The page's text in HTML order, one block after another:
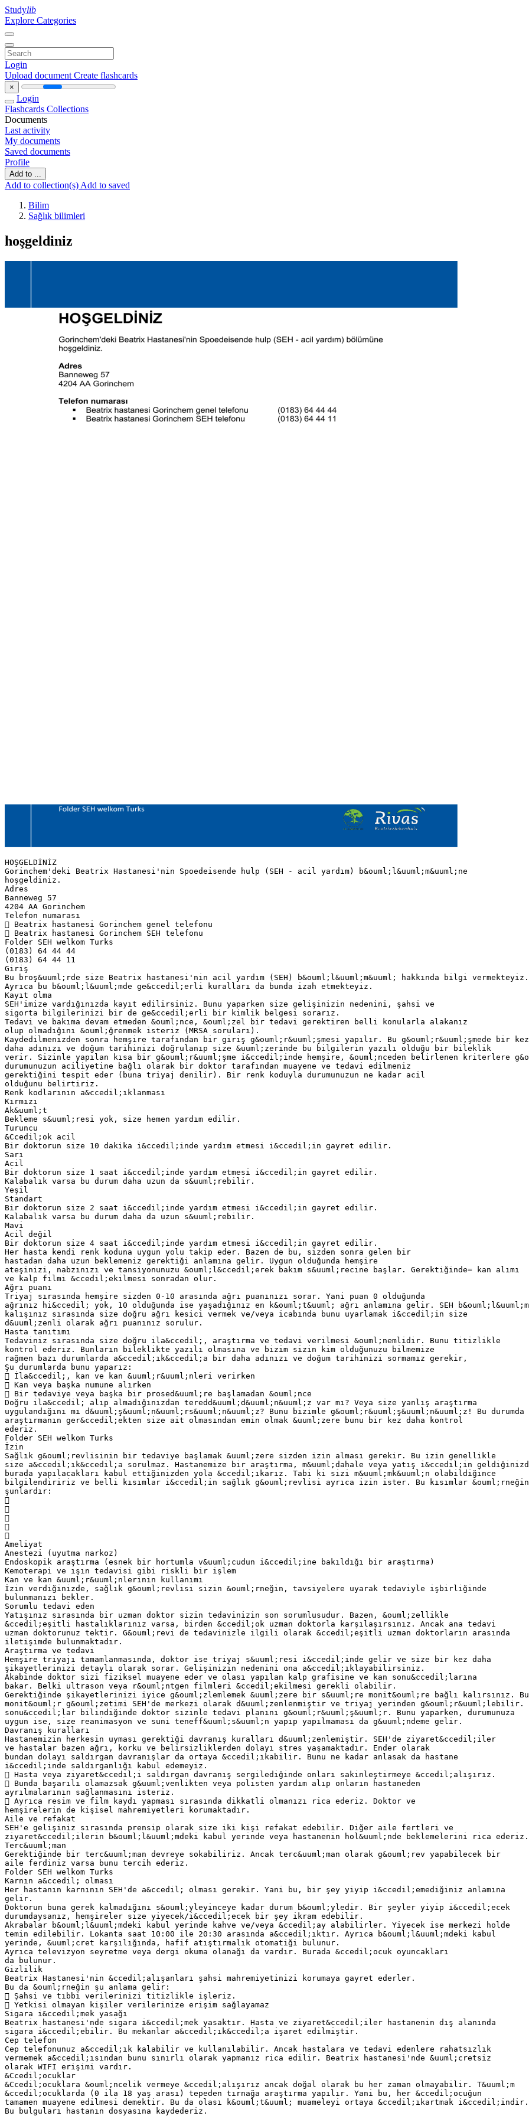
Studylib
Explore Categories
Login
Upload document Create flashcards
×
Login
Flashcards Collections
Documents
Last activity
My documents
Saved documents
Profile
Add to ...
Add to collection(s) Add to saved
Bilim
Sağlık bilimleri
hoşgeldiniz
HOŞGELDİNİZ
Gorinchem'deki Beatrix Hastanesi'nin Spoedeisende hulp (SEH - acil yardım) b&ouml;l&uuml;m&uuml;ne
hoşgeldiniz.
Adres
Banneweg 57
4204 AA Gorinchem
Telefon numarası
 Beatrix hastanesi Gorinchem genel telefonu
 Beatrix hastanesi Gorinchem SEH telefonu
Folder SEH welkom Turks
(0183) 64 44 44
(0183) 64 44 11
Giriş
Bu broş&uuml;rde size Beatrix hastanesi'nin acil yardım (SEH) b&ouml;l&uuml;m&uuml; hakkında bilgi vermekteyiz.
Ayrıca bu b&ouml;l&uuml;mde ge&ccedil;erli kuralları da bunda izah etmekteyiz.
Kayıt olma
SEH'imize vardığınızda kayıt edilirsiniz. Bunu yaparken size gelişinizin nedenini, şahsi ve
sigorta bilgilerinizi bir de ge&ccedil;erli bir kimlik belgesi sorarız.
Tedavi ve bakıma devam etmeden &ouml;nce, &ouml;zel bir tedavi gerektiren belli konularla alakanız
olup olmadığını &ouml;ğrenmek isteriz (MRSA soruları).
Kaydedilmenizden sonra hemşire tarafından bir giriş g&ouml;r&uuml;şmesi yapılır. Bu g&ouml;r&uuml;şmede bir kez
daha adınızı ve doğum tarihinizi doğrulanıp size &uuml;zerinde bu bilgilerin yazılı olduğu bir bileklik
verir. Sizinle yapılan kısa bir g&ouml;r&uuml;şme i&ccedil;inde hemşire, &ouml;nceden belirlenen kriterlere
durumunuzun aciliyetine bağlı olarak bir doktor tarafından muayene ve tedavi edilmeniz
gerektiğini tespit eder (buna triyaj denilir). Bir renk koduyla durumunuzun ne kadar acil
olduğunu belirtiriz.
Renk kodlarının a&ccedil;ıklanması
Kırmızı
Ak&uuml;t
Bekleme s&uuml;resi yok, size hemen yardım edilir.
Turuncu
&Ccedil;ok acil
Bir doktorun size 10 dakika i&ccedil;inde yardım etmesi i&ccedil;in gayret edilir.
Sarı
Acil
Bir doktorun size 1 saat i&ccedil;inde yardım etmesi i&ccedil;in gayret edilir.
Kalabalık varsa bu durum daha uzun da s&uuml;rebilir.
Yeşil
Standart
Bir doktorun size 2 saat i&ccedil;inde yardım etmesi i&ccedil;in gayret edilir.
Kalabalık varsa bu durum daha da uzun s&uuml;rebilir.
Mavi
Acil değil
Bir doktorun size 4 saat i&ccedil;inde yardım etmesi i&ccedil;in gayret edilir.
Her hasta kendi renk koduna uygun yolu takip eder. Bazen de bu, sizden sonra gelen bir
hastadan daha uzun beklemeniz gerektiği anlamına gelir. Uygun olduğunda hemşire
ateşinizi, nabzınızı ve tansiyonunuzu &ouml;l&ccedil;erek bakım s&uuml;recine başlar. Gerektiğinde= kan alımı
ve kalp filmi &ccedil;ekilmesi sonradan olur.
Ağrı puanı
Triyaj sırasında hemşire sizden 0-10 arasında ağrı puanınızı sorar. Yani puan 0 olduğunda
ağrınız hi&ccedil; yok, 10 olduğunda ise yaşadığınız en k&ouml;t&uuml; ağrı anlamına gelir. SEH
kalışınız sırasında size doğru ağrı kesici vermek ve/veya icabında bunu uyarlamak i&ccedil;in size
d&uuml;zenli olarak ağrı puanınız sorulur.
Hasta tanıtımı
Tedaviniz sırasında size doğru ila&ccedil;, araştırma ve tedavi verilmesi &ouml;nemlidir. Bunu titizlikle
kontrol ederiz. Bunların bileklikte yazılı olmasına ve bizim sizin kim olduğunuzu bilmemize
rağmen bazı durumlarda a&ccedil;ık&ccedil;a bir daha adınızı ve doğum tarihinizi sormamız gerekir,
Şu durumlarda bunu yaparız:
 İla&ccedil;, kan ve kan &uuml;r&uuml;nleri verirken
 Kan veya başka numune alırken
 Bir tedaviye veya başka bir prosed&uuml;re başlamadan &ouml;nce
Doğru ila&ccedil; alıp almadığınızdan teredd&uuml;d&uuml;n&uuml;z var mı? Veya size yanlış araştırma
uygulandığını mı d&uuml;ş&uuml;n&uuml;rs&uuml;n&uuml;z? Bunu bizimle g&ouml;r&uuml;ş&uuml;n&uuml;z! Bu
araştırmanın ger&ccedil;ekten size ait olmasından emin olmak &uuml;zere bunu bir kez daha kontrol
ederiz.
Folder SEH welkom Turks
İzin
Sağlık g&ouml;revlisinin bir tedaviye başlamak &uuml;zere sizden izin alması gerekir. Bu izin genellikle
size a&ccedil;ık&ccedil;a sorulmaz. Hastanemize bir araştırma, m&uuml;dahale veya yatış i&ccedil;in
burada yapılacakları kabul ettiğinizden yola &ccedil;ıkarız. Tabi ki sizi m&uuml;mk&uuml;n olabildiğince
bilgilendiririz ve belli kısımlar i&ccedil;in sağlık g&ouml;revlisi ayrıca izin ister. Bu kısımlar &ouml;rneğin
şunlardır:





Ameliyat
Anestezi (uyutma narkoz)
Endoskopik araştırma (esnek bir hortumla v&uuml;cudun i&ccedil;ine bakıldığı bir araştırma)
Kemoterapi ve ışın tedavisi gibi riskli bir işlem
Kan ve kan &uuml;r&uuml;nlerinin kullanımı
İzin verdiğinizde, sağlık g&ouml;revlisi sizin &ouml;rneğin, tavsiyelere uyarak tedaviyle işbirliğinde
bulunmanızı bekler.
Sorumlu tedavi eden
Yatışınız sırasında bir uzman doktor sizin tedavinizin son sorumlusudur. Bazen, &ouml;zellikle
&ccedil;eşitli hastalıklarınız varsa, birden &ccedil;ok uzman doktorla karşılaşırsınız. Ancak ana tedavi
uzman doktorunuz tektir. G&ouml;revi de tedavinizle ilgili olarak &ccedil;eşitli uzman doktorların arasında
iletişimde bulunmaktadır.
Araştırma ve tedavi
Hemşire triyajı tamamlanmasında, doktor ise triyaj s&uuml;resi i&ccedil;inde gelir ve size bir kez daha
şikayetlerinizi detaylı olarak sorar. Gelişinizin nedenini ona a&ccedil;ıklayabilirsiniz.
Akabinde doktor sizi fiziksel muayene eder ve olası yapılan kalp grafisine ve kan sonu&ccedil;larına
bakar. Belki ultrason veya r&ouml;ntgen filmleri &ccedil;ekilmesi gerekli olabilir.
Gerektiğinde şikayetlerinizi iyice g&ouml;zlemlemek &uuml;zere bir s&uuml;re monit&ouml;re bağlı kalırsınız. Bu
monit&ouml;r g&ouml;zetimi SEH'de merkezi olarak d&uuml;zenlenmiştir ve triyaj yerinden g&ouml;r&uuml;lebilir.
sonu&ccedil;lar bilindiğinde doktor sizinle tedavi planını g&ouml;r&uuml;ş&uuml;r. Bunu yaparken, durumunuza
uygun ise, size reanimasyon ve suni teneff&uuml;s&uuml;n yapıp yapılmaması da g&uuml;ndeme gelir.
Davranış kuralları
Hastanemizin herkesin uyması gerektiği davranış kuralları d&uuml;zenlemiştir. SEH'de ziyaret&ccedil;iler
ve hastalar bazen ağrı, korku ve belirsizliklerden dolayı stres yaşamaktadır. Ender olarak
bundan dolayı saldırgan davranışlar da ortaya &ccedil;ıkabilir. Bunu ne kadar anlasak da hastane
i&ccedil;inde saldırganlığı kabul edemeyiz.
 Hasta veya ziyaret&ccedil;i saldırgan davranış sergilediğinde onları sakinleştirmeye &ccedil;alışırız.
 Bunda başarılı olamazsak g&uuml;venlikten veya polisten yardım alıp onların hastaneden
ayrılmalarının sağlanmasını isteriz.
 Ayrıca resim ve film kaydı yapması sırasında dikkatli olmanızı rica ederiz. Doktor ve
hemşirelerin de kişisel mahremiyetleri korumaktadır.
Aile ve refakat
SEH'e gelişiniz sırasında prensip olarak size iki kişi refakat edebilir. Diğer aile fertleri ve
ziyaret&ccedil;ilerin b&ouml;l&uuml;mdeki kabul yerinde veya hastanenin hol&uuml;nde beklemelerini rica ederiz.
Terc&uuml;man
Gerektiğinde bir terc&uuml;man devreye sokabiliriz. Ancak terc&uuml;man olarak g&ouml;rev yapabilecek bir
aile ferdiniz varsa bunu tercih ederiz.
Folder SEH welkom Turks
Karnın a&ccedil; olması
Her hastanın karnının SEH'de a&ccedil; olması gerekir. Yani bu, bir şey yiyip i&ccedil;emediğiniz anlamına
gelir.
Doktorun buna gerek kalmadığını s&ouml;yleyinceye kadar durum b&ouml;yledir. Bir şeyler yiyip i&ccedil;ecek
durumdaysanız, hemşireler size yiyecek/i&ccedil;ecek bir şey ikram edebilir.
Akrabalar b&ouml;l&uuml;mdeki kabul yerinde kahve ve/veya &ccedil;ay alabilirler. Yiyecek ise merkezi holde
temin edilebilir. Lokanta saat 10:00 ile 20:30 arasında a&ccedil;ıktır. Ayrıca b&ouml;l&uuml;mdeki kabul
yerinde, &uuml;cret karşılığında, hafif atıştırmalık otomatiği bulunur.
Ayrıca televizyon seyretme veya dergi okuma olanağı da vardır. Burada &ccedil;ocuk oyuncakları
da bulunur.
Gizlilik
Beatrix Hastanesi'nin &ccedil;alışanları şahsi mahremiyetinizi korumaya gayret ederler.
Bu da &ouml;rneğin şu anlama gelir:
 Şahsi ve tıbbi verilerinizi titizlikle işleriz.
 Yetkisi olmayan kişiler verilerinize erişim sağlayamaz
Sigara i&ccedil;mek yasağı
Beatrix hastanesi'nde sigara i&ccedil;mek yasaktır. Hasta ve ziyaret&ccedil;iler hastanenin dış alanında
sigara i&ccedil;ebilir. Bu mekanlar a&ccedil;ık&ccedil;a işaret edilmiştir.
Cep telefon
Cep telefonunuz a&ccedil;ık kalabilir ve kullanılabilir. Ancak hastalara ve tedavi edenlere rahatsızlık
vermemek a&ccedil;ısından bunu sınırlı olarak yapmanız rica edilir. Beatrix hastanesi'nde &uuml;cretsiz
olarak WIFI erişimi vardır.
&Ccedil;ocuklar
&Ccedil;ocuklara &ouml;ncelik vermeye &ccedil;alışırız ancak doğal olarak bu her zaman olmayabilir. T&uuml;m
&ccedil;ocuklarda (0 ila 18 yaş arası) tepeden tırnağa araştırma yapılır. Yani bu, her &ccedil;ocuğun
tamamen muayene edilmesi demektir. Bu da olası k&ouml;t&uuml; muameleyi ortaya &ccedil;ıkartmak i&ccedil;indir.
Bu bulguları hastanın dosyasına kaydederiz.